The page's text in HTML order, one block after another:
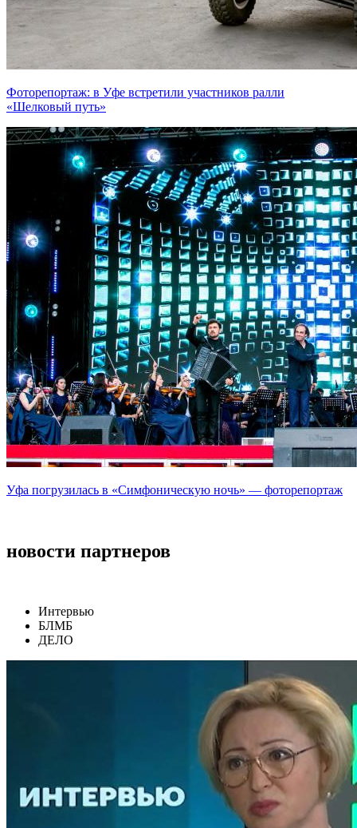
Фоторепортаж: в Уфе встретили участников ралли
«Шелковый путь»
Уфа погрузилась в «Симфоническую ночь» — фоторепортаж
новости партнеров
Интервью
БЛМБ
ДЕЛО